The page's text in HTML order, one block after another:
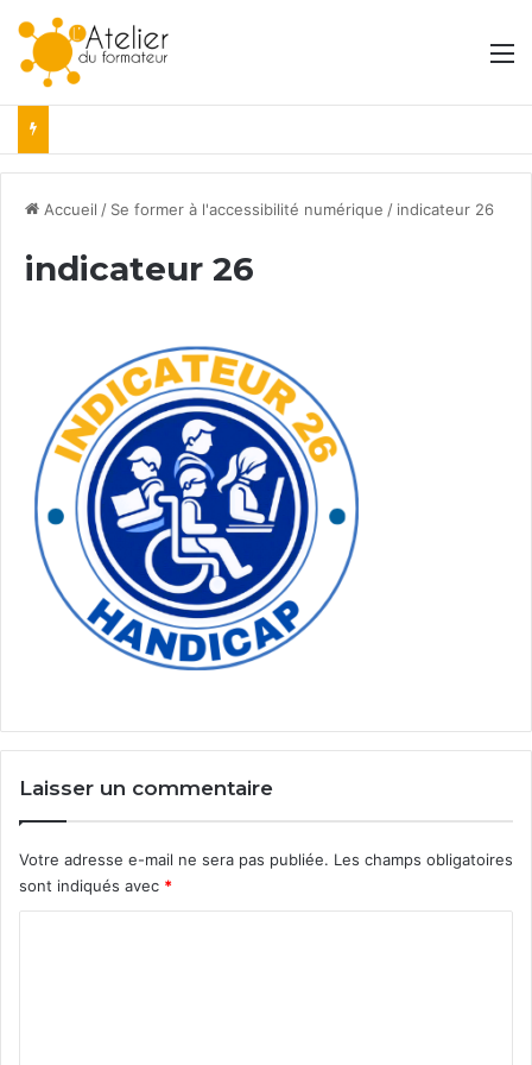
Accueil / Se former à l'accessibilité numérique / indicateur 26
indicateur 26
Laisser un commentaire
Votre adresse e-mail ne sera pas publiée. Les champs obligatoires
sont indiqués avec *